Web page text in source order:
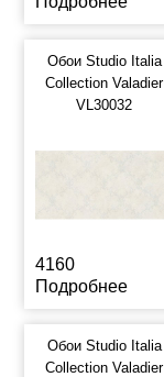
Обои Studio Italia
Collection Valadier
VL30032
4160
Подробнее
Обои Studio Italia
Collection Valadier